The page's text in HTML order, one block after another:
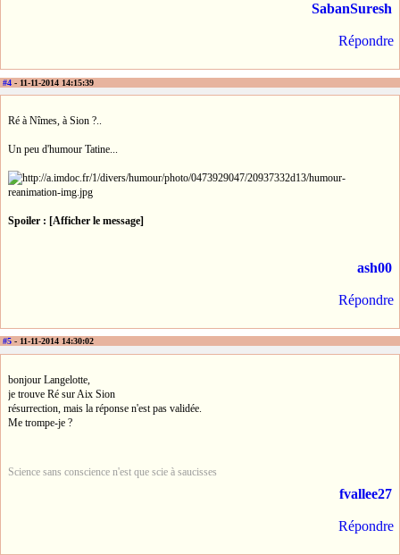
SabanSuresh
Répondre
#4 - 11-11-2014 14:15:39
Ré à Nîmes, à Sion ?..
Un peu d'humour Tatine...
Spoiler : [Afficher le message]
ash00
Répondre
#5 - 11-11-2014 14:30:02
bonjour Langelotte,
je trouve Ré sur Aix Sion
résurrection, mais la réponse n'est pas validée.
Me trompe-je ?
Science sans conscience n'est que scie à saucisses
fvallee27
Répondre